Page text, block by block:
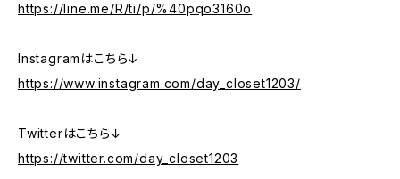
https://line.me/R/ti/p/%40pqo3160o
Instagramはこちら↓
https://www.instagram.com/day_closet1203/
Twitterはこちら↓
https://twitter.com/day_closet1203